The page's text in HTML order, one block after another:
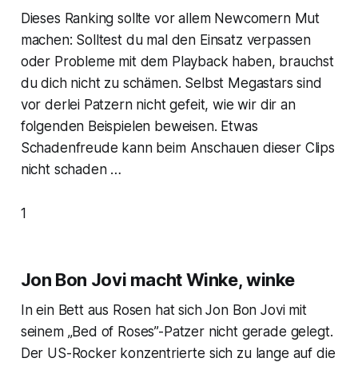
Dieses Ranking sollte vor allem Newcomern Mut
machen: Solltest du mal den Einsatz verpassen
oder Probleme mit dem Playback haben, brauchst
du dich nicht zu schämen. Selbst Megastars sind
vor derlei Patzern nicht gefeit, wie wir dir an
folgenden Beispielen beweisen. Etwas
Schadenfreude kann beim Anschauen dieser Clips
nicht schaden …
1
Jon Bon Jovi macht Winke, winke
In ein Bett aus Rosen hat sich Jon Bon Jovi mit
seinem „Bed of Roses”-Patzer nicht gerade gelegt.
Der US-Rocker konzentrierte sich zu lange auf die